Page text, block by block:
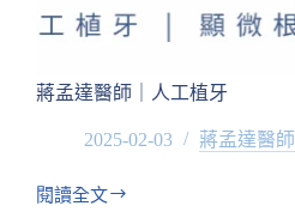
蔣孟達醫師｜人工植牙
2025-02-03 蔣孟達醫師
閱讀全文
蔣